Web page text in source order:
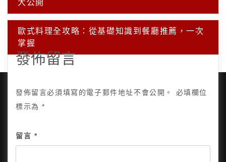
導
覽
大公開
歐式料理全攻略：從基礎知識到餐廳推薦，一次
掌握
發佈留言
發佈留言必須填寫的電子郵件地址不會公開。
必填欄位
標示為*
留言 *